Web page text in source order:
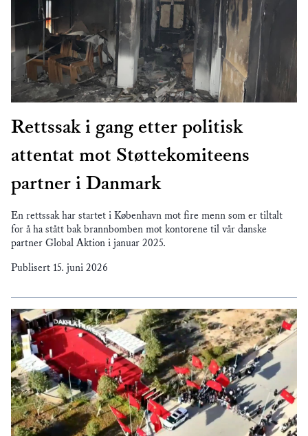
Rettssak i gang etter politisk
attentat mot Støttekomiteens
partner i Danmark
En rettssak har startet i København mot fire menn som er tiltalt
for å ha stått bak brannbomben mot kontorene til vår danske
partner Global Aktion i januar 2025.
Publisert 15. juni 2026